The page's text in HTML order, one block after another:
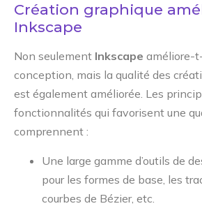
Création graphique
Inkscape
Non seulement Inkscape améliore-
conception, mais la qualité des
est également améliorée. Les
fonctionnalités qui favorisent une
comprennent :
Une large gamme d’outils de
pour les formes de base, les
courbes de Bézier, etc.